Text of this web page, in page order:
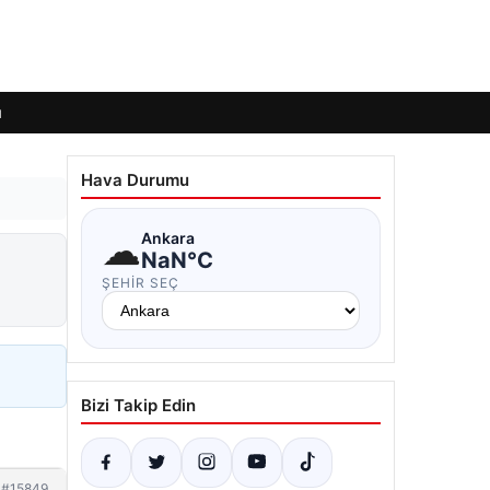
Hava Durumu
☁Ankara
NaN°C
ŞEHIR SEÇ
Bizi Takip Edin